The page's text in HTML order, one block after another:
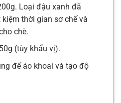
Loại đậu xanh đã
thời gian sơ chế và
chè.
(tùy khẩu vị).
để áo khoai và tạo độ